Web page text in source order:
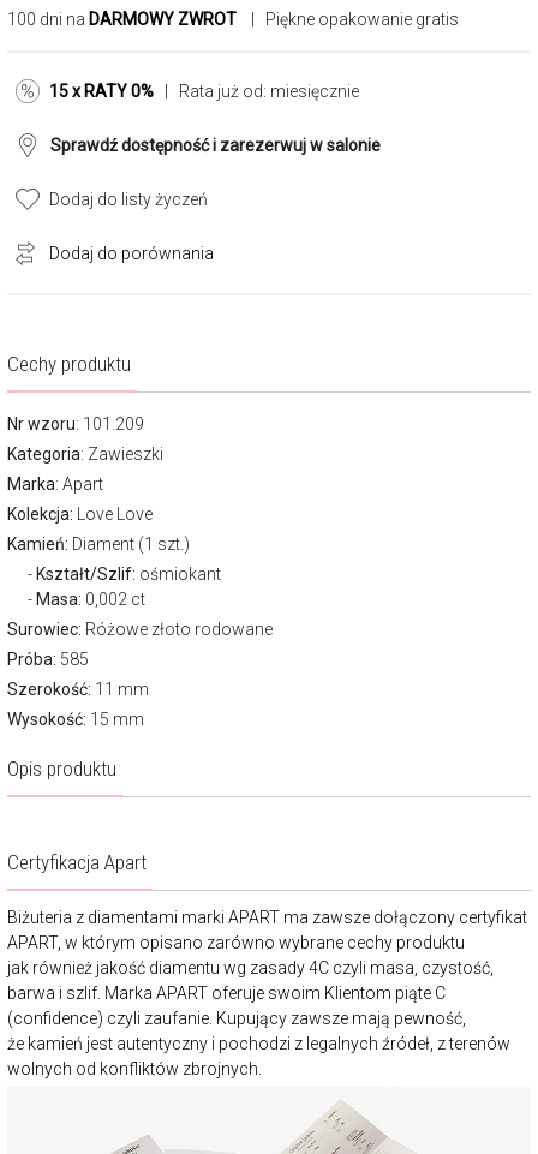
100 dni na DARMOWY ZWROT | Piękne opakowanie gratis
15 x RATY 0% | Rata już od: miesięcznie
Sprawdź dostępność i zarezerwuj w salonie
Dodaj do listy życzeń
Dodaj do porównania
Cechy produktu
Nr wzoru: 101.209
Kategoria: Zawieszki
Marka: Apart
Kolekcja:
Love Love
Kamień: Diament (1 szt.)
Kształt/Szlif: ośmiokant
Masa: 0,002 ct
Surowiec: Różowe złoto rodowane
Próba: 585
Szerokość: 11 mm
Wysokość: 15 mm
Opis produktu
Certyfikacja Apart
Biżuteria z diamentami marki APART ma zawsze dołączony certyfikat
APART, w którym opisano zarówno wybrane cechy produktu
jak również jakość diamentu wg zasady 4C czyli masa, czystość,
barwa i szlif. Marka APART oferuje swoim Klientom piąte C
(confidence) czyli zaufanie. Kupujący zawsze mają pewność,
że kamień jest autentyczny i pochodzi z legalnych źródeł, z terenów
wolnych od konfliktów zbrojnych.